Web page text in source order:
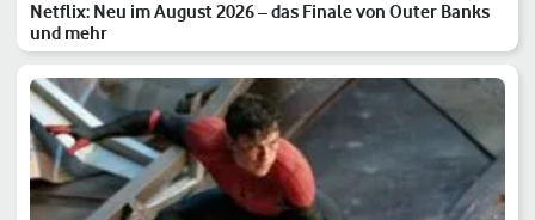
Netflix: Neu im August 2026 – das Finale von Outer Banks
und mehr